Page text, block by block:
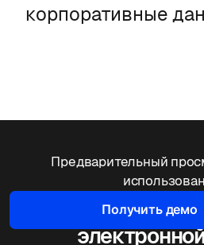
корпоративные
Предварительный
ОграничьтеПолучить демо